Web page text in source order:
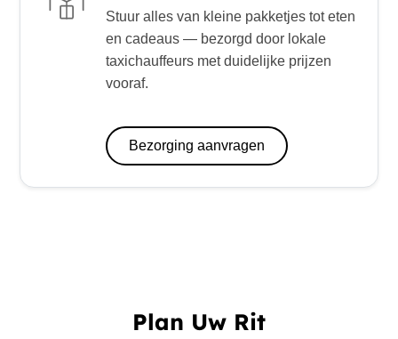
Stuur alles van kleine pakketjes tot eten
en cadeaus — bezorgd door lokale
taxichauffeurs met duidelijke prijzen
vooraf.
Bezorging aanvragen
Plan Uw Rit